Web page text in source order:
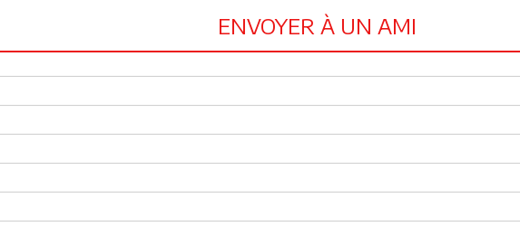
ENVOYER À UN AMI